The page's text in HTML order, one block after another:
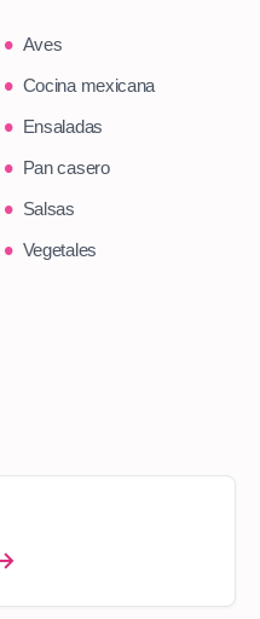
Aves
Cocina mexicana
Ensaladas
Pan casero
Salsas
Vegetales